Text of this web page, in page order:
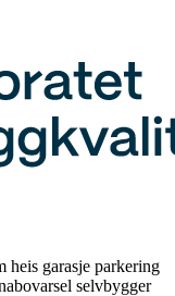
heis garasje parkering
selvbygger